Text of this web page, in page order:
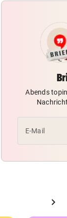
Abends
E-Mail
chevron_right